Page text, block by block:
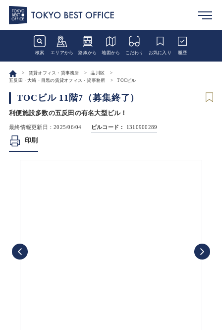
検索 エリアから 路線から 地図から こだわり お気に入り 履歴
賃貸オフィス・貸事務所
品川区
五反田・大崎・目黒の賃貸オフィス・貸事務所
TOCビル
TOCビル 11階7（募集終了）
利便施設多数の五反田の有名大型ビル！
最終情報更新日：2025/06/04 ビルコード： 1310900289
印刷